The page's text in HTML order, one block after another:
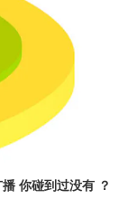
你碰到过没有 ？